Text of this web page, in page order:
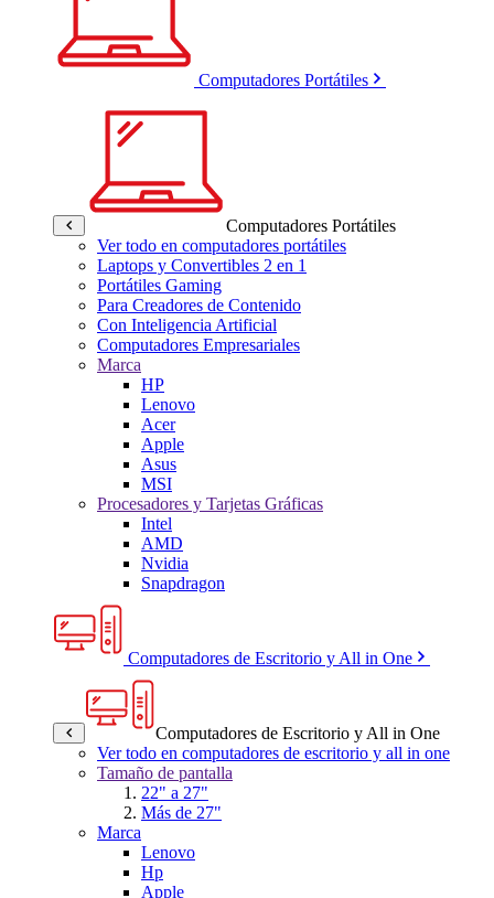
Computadores Portátiles
Computadores Portátiles
Ver todo en computadores portátiles
Laptops y Convertibles 2 en 1
Portátiles Gaming
Para Creadores de Contenido
Con Inteligencia Artificial
Computadores Empresariales
Marca
HP
Lenovo
Acer
Apple
Asus
MSI
Procesadores y Tarjetas Gráficas
Intel
AMD
Nvidia
Snapdragon
Computadores de Escritorio y All in One
Computadores de Escritorio y All in One
Ver todo en computadores de escritorio y all in one
Tamaño de pantalla
22" a 27"
Más de 27"
Marca
Lenovo
Hp
Apple